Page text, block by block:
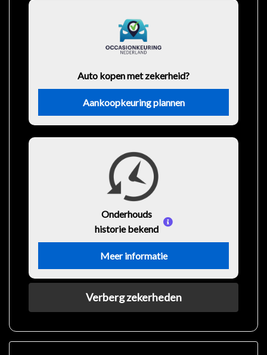
Auto kopen met zekerheid?
Aankoopkeuring plannen
Onderhouds
historie bekend
Meer informatie
Verberg zekerheden